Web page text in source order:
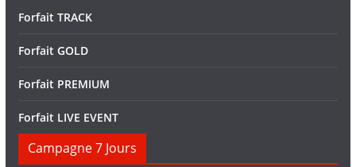
Forfait TRACK
Forfait GOLD
Forfait PREMIUM
Forfait LIVE EVENT
Campagne 7 Jours